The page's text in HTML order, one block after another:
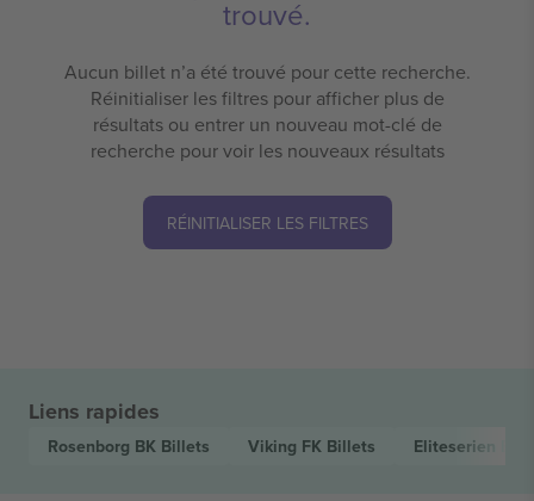
trouvé.
Aucun billet n’a été trouvé pour cette recherche.
Réinitialiser les filtres pour afficher plus de
résultats ou entrer un nouveau mot-clé de
recherche pour voir les nouveaux résultats
RÉINITIALISER LES FILTRES
Liens rapides
Rosenborg BK Billets Viking FK Billets Eliteserien